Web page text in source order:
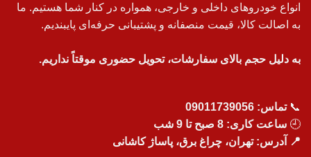
انواع خودروهای داخلی و خارجی، همواره در کنار شما هستیم. ما
به اصالت کالا، قیمت منصفانه و پشتیبانی حرفه‌ای پایبندیم.
به دلیل حجم بالای سفارشات، تحویل حضوری موقتاً نداریم.
📞تماس: 09011739056
🕘 ساعت کاری: 8 صبح تا 9 شب
📍 آدرس: تهران، چراغ برق، پاساژ کاشانی